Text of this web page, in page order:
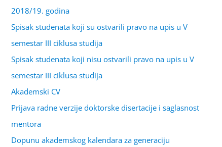
2018/19. godina
Spisak studenata koji su ostvarili pravo na upis u V
semestar III ciklusa studija
Spisak studenata koji nisu ostvarili pravo na upis u V
semestar III ciklusa studija
Akademski CV
Prijava radne verzije doktorske disertacije i saglasnost
mentora
Dopunu akademskog kalendara za generaciju